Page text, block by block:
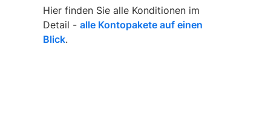
Hier finden Sie alle Konditionen im
Detail - alle Kontopakete auf einen
Blick.